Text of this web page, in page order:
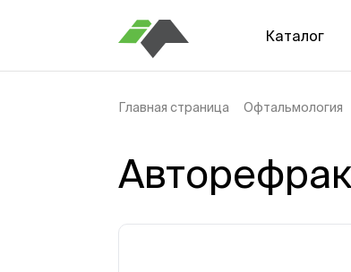
Каталог
Главная страница Офтальмология